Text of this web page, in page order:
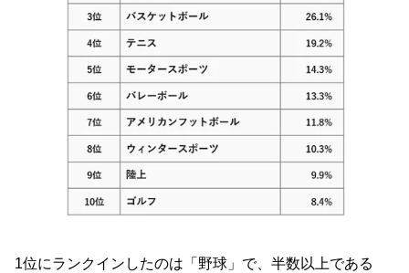
1位にランクインしたのは「野球」で、半数以上である